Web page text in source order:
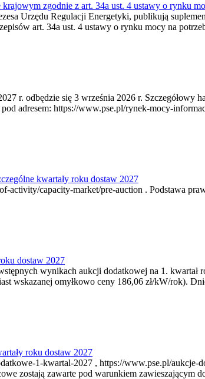
zgodnie z art. 34a ust. 4 ustawy o rynku
Urzędu Regulacji Energetyki, publikują
art. 34a ust. 4 ustawy o rynku mocy na
r. odbędzie się 3 września 2026 r.
adresem: https://www.pse.pl/rynek-mocy-
kwartały roku dostaw 2027
activity/capacity-market/pre-auction . Podstawa
dostaw 2027
wynikach aukcji dodatkowej na 1.
wskazanej omyłkowo ceny 186,06 zł/kW/rok).
roku dostaw 2027
1-kwartal-2027 , https://www.pse.pl/
zostają zawarte pod warunkiem zawieszającym